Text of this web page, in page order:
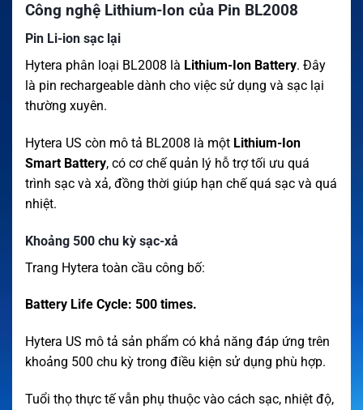
Công nghệ Lithium-Ion của Pin BL2008
Pin Li-ion sạc lại
Hytera phân loại BL2008 là Lithium-Ion Battery. Đây
là pin rechargeable dành cho việc sử dụng và sạc lại
thường xuyên.
Hytera US còn mô tả BL2008 là một Lithium-Ion
Smart Battery, có cơ chế quản lý hỗ trợ tối ưu quá
trình sạc và xả, đồng thời giúp hạn chế quá sạc và quá
nhiệt.
Khoảng 500 chu kỳ sạc-xả
Trang Hytera toàn cầu công bố:
Battery Life Cycle: 500 times.
Hytera US mô tả sản phẩm có khả năng đáp ứng trên
khoảng 500 chu kỳ trong điều kiện sử dụng phù hợp.
Tuổi thọ thực tế vẫn phụ thuộc vào cách sạc, nhiệt độ,